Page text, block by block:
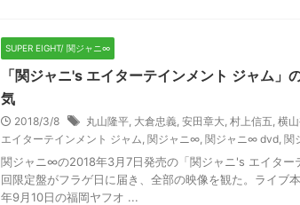
SUPER EIGHT/ 関ジャニ∞
「関ジャニ's エイターテインメント ジャム」
気
2018/3/8 丸山隆平, 大倉忠義, 安田章大, 村上信五, 横
エイターテインメント ジャム, 関ジャニ∞, 関ジャニ∞ dvd, 関
関ジャニ∞の2018年3月7日発売の「関ジャニ's エイター
回限定盤がフラゲ日に届き、全部の映像を観た。ライブ
年9月10日の福岡ヤフオ ...